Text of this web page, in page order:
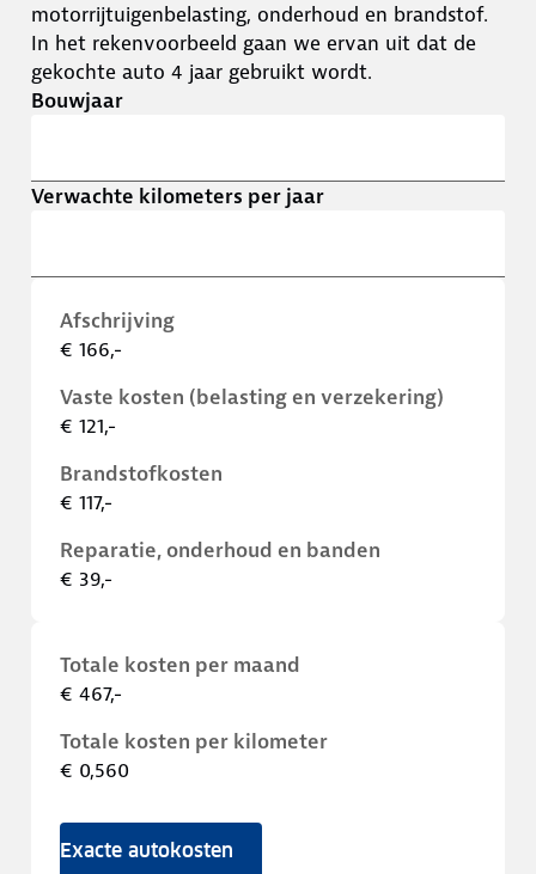
motorrijtuigenbelasting, onderhoud en brandstof.
In het rekenvoorbeeld gaan we ervan uit dat de
gekochte auto 4 jaar gebruikt wordt.
Bouwjaar
Verwachte kilometers per jaar
Afschrijving
€ 166,-
Vaste kosten (belasting en verzekering)
€ 121,-
Brandstofkosten
€ 117,-
Reparatie, onderhoud en banden
€ 39,-
Totale kosten per maand
€ 467,-
Totale kosten per kilometer
€ 0,560
Exacte autokosten